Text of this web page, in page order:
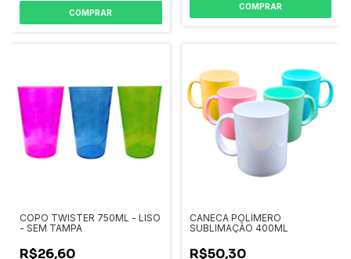
COMPRAR
COMPRAR
COPO TWISTER 750ML - LISO
- SEM TAMPA
R$26,60
CANECA POLÍMERO
SUBLIMAÇÃO 400ML
R$50,30